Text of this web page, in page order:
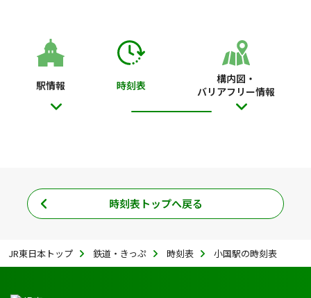
駅情報 時刻表
構内図・
バリアフリー情報
時刻表トップへ戻る
JR東日本トップ 鉄道・きっぷ 時刻表 小国駅の時刻表